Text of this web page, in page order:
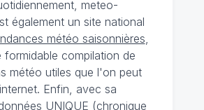
meteo-
également un site national
météo saisonnières,
formidable compilation de
météo utiles que l'on peut
Enfin, avec sa
UNIQUE (chronique